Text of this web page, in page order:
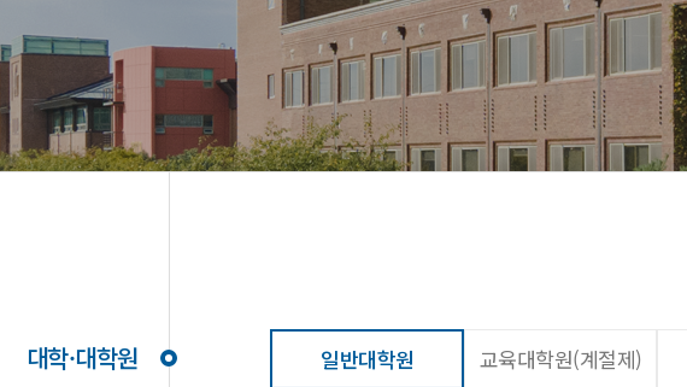
대학·대학원 일반대학원 교육대학원(계절제)